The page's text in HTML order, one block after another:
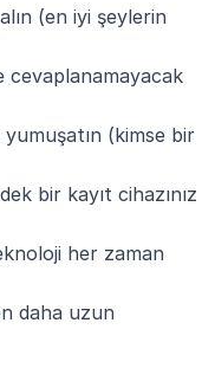
(en iyi şeylerin
cevaplanamayacak
(kimse bir
bir kayıt cihazınız
her zaman
daha uzun